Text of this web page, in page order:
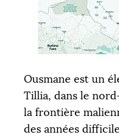
Ousmane est un
Tillia, dans le
la frontière
des années